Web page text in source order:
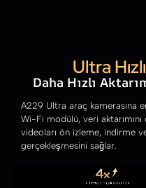
Ultra
Daha Hızlı
A229 Ultra araç kamerasına
Wi-Fi modülü, veri
videoları ön izleme, indirme
gerçekleşmesini sağlar.